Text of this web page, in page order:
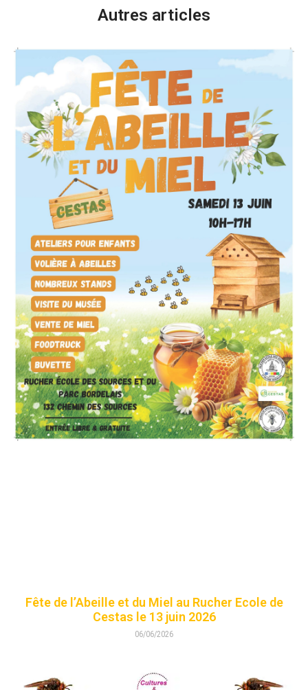
Autres articles
Fête de l’Abeille et du Miel au Rucher Ecole de
Cestas le 13 juin 2026
06/06/2026